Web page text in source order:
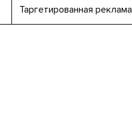
Таргетированная реклама